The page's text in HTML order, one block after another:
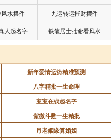
小畜 巽上乾下
乾上兑下
泰 坤上乾下
否 乾上坤下
火同人 乾上离下
水摆件 九运转运摧财摆件
人起名字 铁笔居士批命看风水
新年爱情运势精准预测
八字精批一生命理
宝宝在线起名字
紫微斗数一生精批
月老姻缘算婚姻